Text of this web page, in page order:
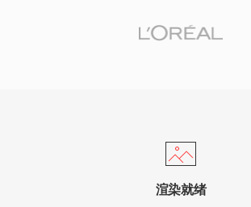
渲染就绪